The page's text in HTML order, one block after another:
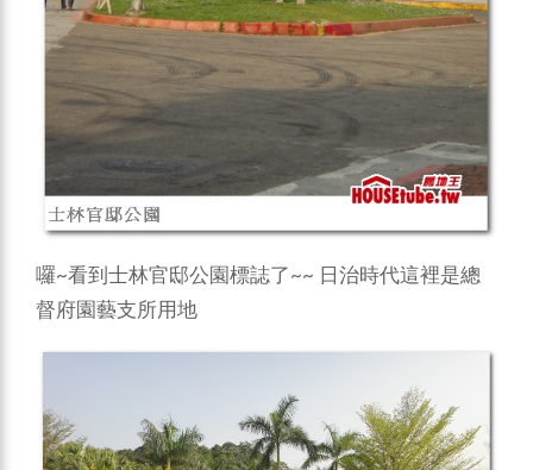
囉~看到士林官邸公園標誌了~~ 日治時代這裡是總
督府園藝支所用地